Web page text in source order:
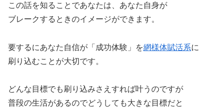
この話を知ることであなたは、あなた自身が
ブレークするときのイメージができます。
要するにあなた自信が「成功体験」を網様体賦活系に
刷り込むことが大切です。
どんな目標でも刷り込みさえすれば叶うのですが
普段の生活があるのでどうしても大きな目標だと